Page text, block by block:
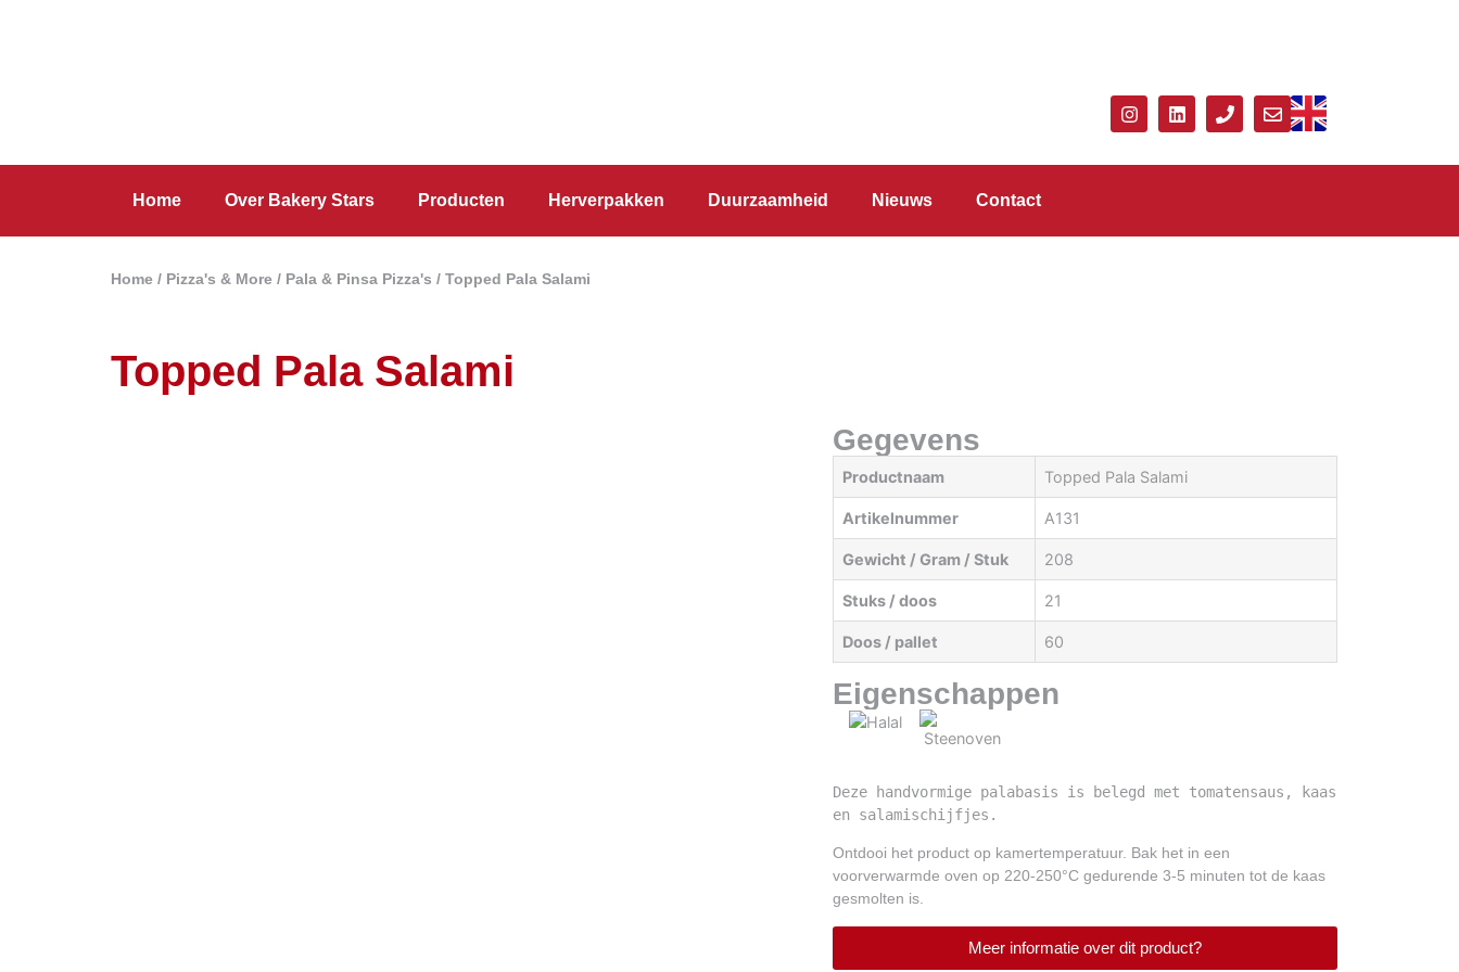
Home Over Bakery Stars Producten Herverpakken Duurzaamheid Nieuws Contact
Home / Pizza's & More / Pala & Pinsa Pizza's / Topped Pala Salami
Topped Pala Salami
Gegevens
Productnaam Topped Pala Salami
Artikelnummer A131
Gewicht / Gram / Stuk 208
Stuks / doos 21
Doos / pallet 60
Eigenschappen
Deze handvormige palabasis is belegd met tomatensaus, kaas
en salamischijfjes.
Ontdooi het product op kamertemperatuur. Bak het in een
voorverwarmde oven op 220-250°C gedurende 3-5 minuten tot de kaas
gesmolten is.
Meer informatie over dit product?